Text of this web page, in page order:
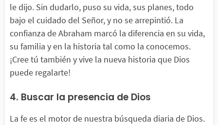
le dijo. Sin dudarlo, puso su vida, sus planes, todo
bajo el cuidado del Señor, y no se arrepintió. La
confianza de Abraham marcó la diferencia en su vida,
su familia y en la historia tal como la conocemos.
¡Cree tú también y vive la nueva historia que Dios
puede regalarte!
4. Buscar la presencia de Dios
La fe es el motor de nuestra búsqueda diaria de Dios.